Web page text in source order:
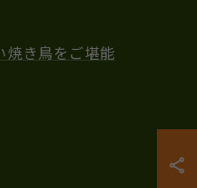
焼き鳥をご堪能